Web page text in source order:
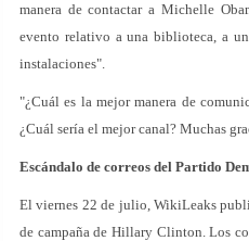
manera de contactar a Michelle
evento relativo a una biblioteca, a
instalaciones".
"¿Cuál es la mejor manera de
¿Cuál sería el mejor canal? Muchas
Escándalo de correos del Partido
El viernes 22 de julio, WikiLeaks
de campaña de Hillary Clinton. Los